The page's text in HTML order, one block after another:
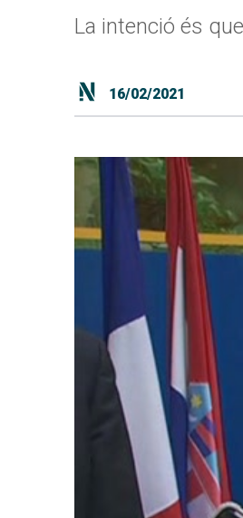
La intenció és
16/02/2021